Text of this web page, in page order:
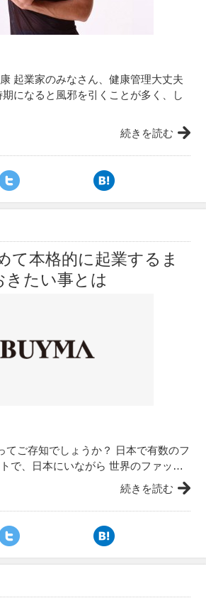
起業家のみなさん、健康管理大丈夫
になると風邪を引くことが多く、し
続きを読む
て本格的に起業するま
たい事とは
てご存知でしょうか？ 日本で有数のフ
で、日本にいながら 世界のファッ…
続きを読む